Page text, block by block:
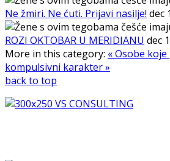
Ne žmiri. Ne ćuti. Prijavi nasilje! dec
ROZI OKTOBAR U MERIDIANU dec
More in this category: « Osobe
kompulsivni karakter »
back to top